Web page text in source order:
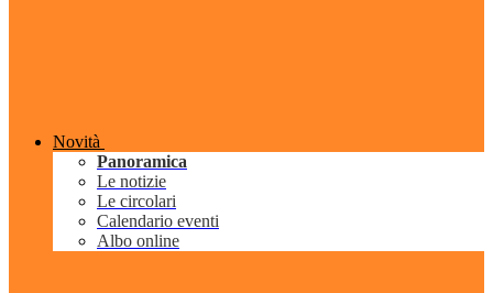
Novità
Panoramica
Le notizie
Le circolari
Calendario eventi
Albo online